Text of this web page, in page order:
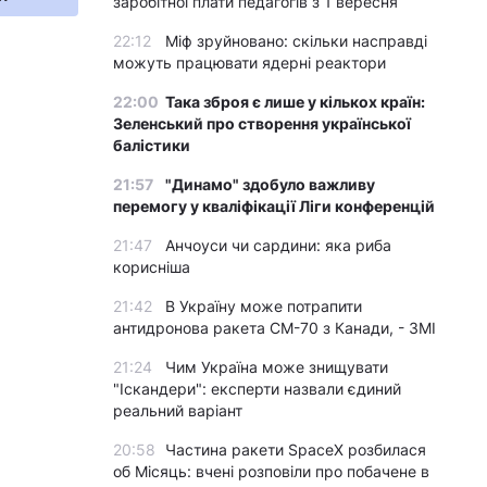
22:12
Міф зруйновано: скільки насправді
можуть працювати ядерні реактори
22:00 Така зброя є лише у кількох країн:
Зеленський про створення української
балістики
21:57
"Динамо" здобуло важливу
перемогу у кваліфікації Ліги конференцій
21:47
Анчоуси чи сардини: яка риба
корисніша
21:42
В Україну може потрапити
антидронова ракета CM-70 з Канади, - ЗМІ
21:24
Чим Україна може знищувати
"Іскандери": експерти назвали єдиний
реальний варіант
20:58
Частина ракети SpaceX розбилася
об Місяць: вчені розповіли про побачене в